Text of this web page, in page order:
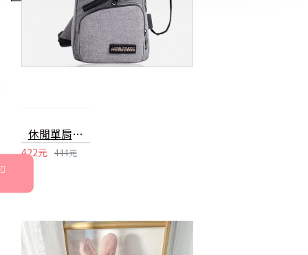
休閒單肩斜挎包 可接行動電源充電背包 帆布胸包
422元 444元